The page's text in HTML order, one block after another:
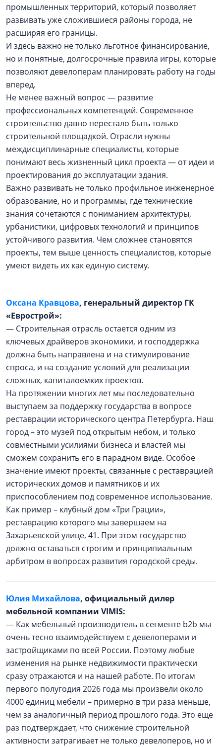
промышленных территорий, который позволяет
развивать уже сложившиеся районы города, не
расширяя его границы.
И здесь важно не только льготное финансирование,
но и понятные, долгосрочные правила игры, которые
позволяют девелоперам планировать работу на годы
вперед.
Не менее важный вопрос — развитие
профессиональных компетенций. Современное
строительство давно перестало быть только
строительной площадкой. Отрасли нужны
междисциплинарные специалисты, которые
понимают весь жизненный цикл проекта — от идеи и
проектирования до эксплуатации здания.
Важно развивать не только профильное инженерное
образование, но и программы, где технические
знания сочетаются с пониманием архитектуры,
урбанистики, цифровых технологий и принципов
устойчивого развития. Чем сложнее становятся
проекты, тем выше ценность специалистов, которые
умеют видеть их как единую систему.
Оксана Кравцова, генеральный директор ГК
«Еврострой»:
— Строительная отрасль остается одним из
ключевых драйверов экономики, и господдержка
должна быть направлена и на стимулирование
спроса, и на создание условий для реализации
сложных, капиталоемких проектов.
На протяжении многих лет мы последовательно
выступаем за поддержку государства в вопросе
реставрации исторического центра Петербурга. Наш
город – это музей под открытым небом, и только
совместными усилиями бизнеса и властей мы
сможем сохранить его в парадном виде. Особое
значение имеют проекты, связанные с реставрацией
исторических домов и памятников и их
приспособлением под современное использование.
Как пример – клубный дом «Три Грации»,
реставрацию которого мы завершаем на
Захарьевской улице, 41. При этом государство
должно оставаться строгим и принципиальным
арбитром в вопросах развития городской среды.
Юлия Михайлова, официальный дилер
мебельной компании VIMIS:
— Как мебельный производитель в сегменте b2b мы
очень тесно взаимодействуем с девелоперами и
застройщиками по всей России. Поэтому любые
изменения на рынке недвижимости практически
сразу отражаются и на нашей работе. По итогам
первого полугодия 2026 года мы произвели около
4000 единиц мебели – примерно в три раза меньше,
чем за аналогичный период прошлого года. Это еще
раз подтверждает, что снижение строительной
активности затрагивает не только девелоперов, но и